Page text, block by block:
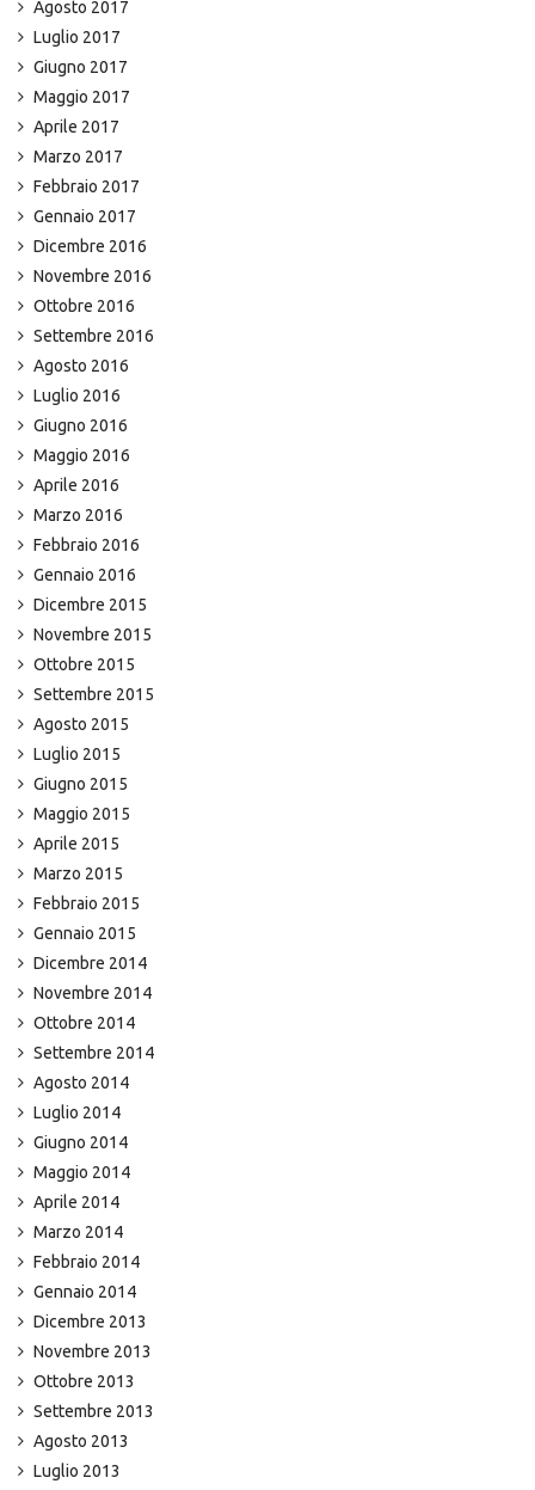
Agosto 2017
Luglio 2017
Giugno 2017
Maggio 2017
Aprile 2017
Marzo 2017
Febbraio 2017
Gennaio 2017
Dicembre 2016
Novembre 2016
Ottobre 2016
Settembre 2016
Agosto 2016
Luglio 2016
Giugno 2016
Maggio 2016
Aprile 2016
Marzo 2016
Febbraio 2016
Gennaio 2016
Dicembre 2015
Novembre 2015
Ottobre 2015
Settembre 2015
Agosto 2015
Luglio 2015
Giugno 2015
Maggio 2015
Aprile 2015
Marzo 2015
Febbraio 2015
Gennaio 2015
Dicembre 2014
Novembre 2014
Ottobre 2014
Settembre 2014
Agosto 2014
Luglio 2014
Giugno 2014
Maggio 2014
Aprile 2014
Marzo 2014
Febbraio 2014
Gennaio 2014
Dicembre 2013
Novembre 2013
Ottobre 2013
Settembre 2013
Agosto 2013
Luglio 2013